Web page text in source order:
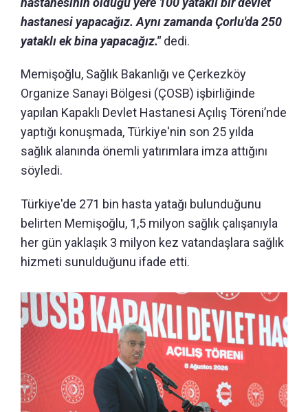
hastanesi yapacağız. Aynı zamanda Çorlu'da 250
yataklı ek bina yapacağız."dedi.
Memişoğlu, Sağlık Bakanlığı ve Çerkezköy
Organize Sanayi Bölgesi (ÇOSB) işbirliğinde
yapılan Kapaklı Devlet Hastanesi Açılış Töreni’nde
yaptığı konuşmada, Türkiye'nin son 25 yılda
sağlık alanında önemli yatırımlara imza attığını
söyledi.
Türkiye'de 271 bin hasta yatağı bulunduğunu
belirten Memişoğlu, 1,5 milyon sağlık çalışanıyla
her gün yaklaşık 3 milyon kez vatandaşlara sağlık
hizmeti sunulduğunu ifade etti.